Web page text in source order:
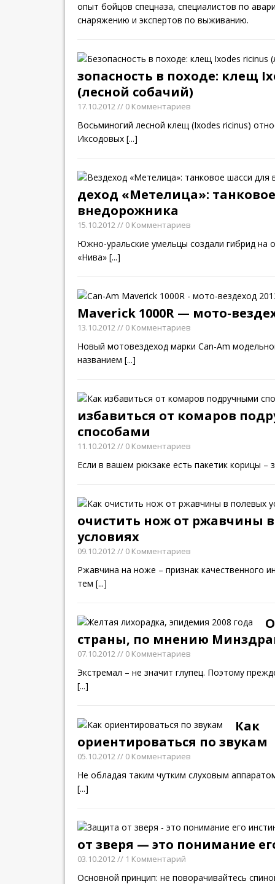
опыт бойцов спецназа, специалистов по
снаряжению и экспертов по выживанию.
зопасность в походе: клещ
(лесной собачий)
17.10.2012// 0 Комментариев
Восьминогий лесной клещ (Ixodes ricinus)
Иксодовых [...]
деход «Метелица»:
внедорожника
15.10.2012// 0 Комментариев
Южно-уральские умельцы создали гибрид на
«Нива» [...]
Maverick 1000R — мото-
13.10.2012// 0 Комментариев
Новый мотовездеход марки Can-Am
названием [...]
избавиться от комаров
способами
11.10.2012// 0 Комментариев
Если в вашем рюкзаке есть пакетик корицы –
очистить нож от ржавчины
условиях
09.10.2012// 0 Комментариев
Ржавчина на ноже – признак качественного
тем [...]
страны, по мнению
07.10.2012// 0 Комментариев
Экстремал – не значит глупец. Поэтому
[...]
Как
ориентироваться по звукам
05.10.2012// 0 Комментариев
Не обладая таким чутким слуховым
[...]
от зверя — это понимание
03.10.2012// 1 Комментарий
Основной принцип: не поворачивайтесь